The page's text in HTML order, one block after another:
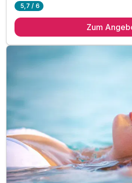
2 x 5-Gänge-Abendmenü im
1 x Bodymassage mit warmem Öl
1 x Aperitif an der Pianobar
Zirbenstube und Ruhe-Insel
Freibad mit Liegewiese (Mai-Sept.)
Saunalandschaft (mit Textil) mit
Dampfbad, Salzgrotte, Ruhe-Raum
5,7 / 6
Zum